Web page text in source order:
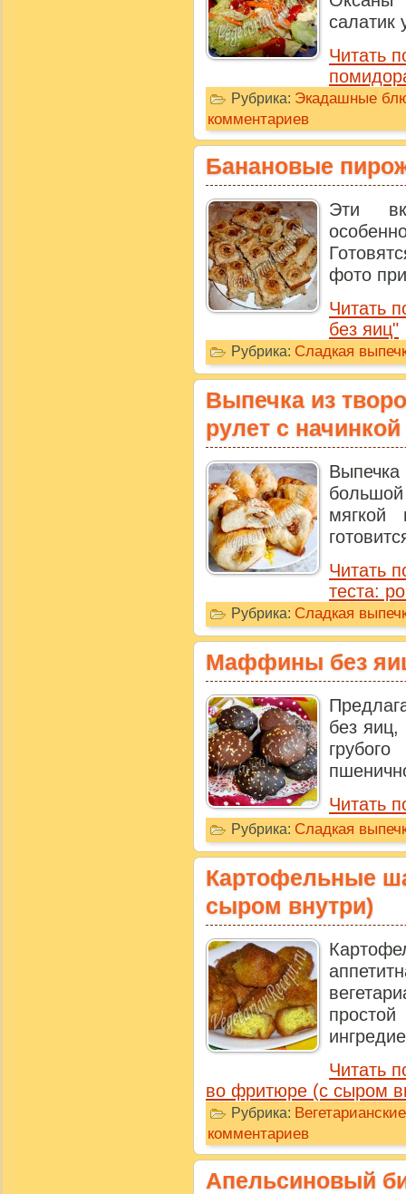
салатик
Читать
Рубрика: Экадашные
комментариев
Банановые
Эти
фото
Читать
без яиц"
Рубрика: Сладкая
Выпечка из
рулет с начинкой
мягкой
Читать
теста:
Рубрика: Сладкая
Маффины без
без яиц,
Читать
Рубрика: Сладкая
Картофельные
сыром внутри)
Читать
во фритюре (с сыром
Рубрика:
комментариев
Апельсиновый